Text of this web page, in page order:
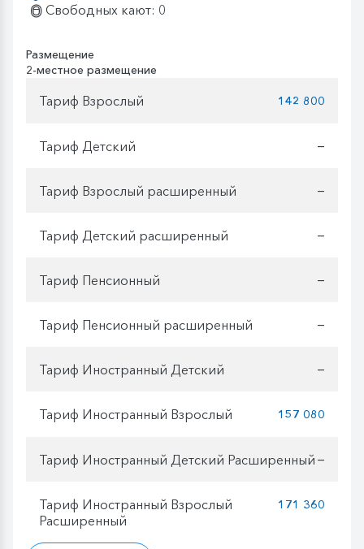
Свободных кают: 0
Размещение
2-местное размещение
Тариф Взрослый 142 800
Тариф Детский —
Тариф Взрослый расширенный —
Тариф Детский расширенный —
Тариф Пенсионный —
Тариф Пенсионный расширенный —
Тариф Иностранный Детский —
Тариф Иностранный Взрослый 157 080
Тариф Иностранный Детский Расширенный —
Тариф Иностранный Взрослый
Расширенный
171 360